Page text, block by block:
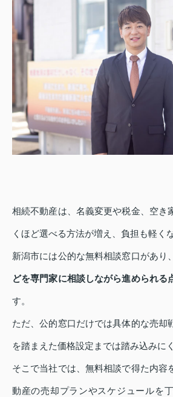
相続不動産は、名義変更や税金、空き
くほど選べる方法が増え、負担も軽く
新潟市には公的な無料相談窓口があり
どを専門家に相談しながら進められる
す。
ただ、公的窓口だけでは具体的な売却
を踏まえた価格設定までは踏み込みに
そこで当社では、無料相談で得た内容
動産の売却プランやスケジュールを